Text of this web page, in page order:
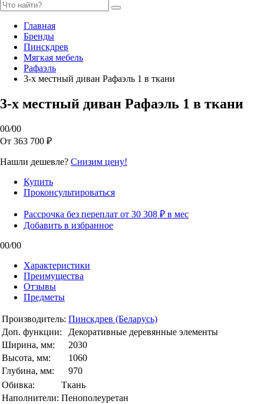
Главная
Бренды
Пинскдрев
Мягкая мебель
Рафаэль
3-х местный диван Рафаэль 1 в ткани
3-х местный диван Рафаэль 1 в ткани
00/00
От 363 700 ₽
Нашли дешевле? Снизим цену!
Купить
Проконсультироваться
Рассрочка без переплат от 30 308 ₽ в мес
Добавить в избранное
00/00
Характеристики
Преимущества
Отзывы
Предметы
Производитель: Пинскдрев (Беларусь)
Доп. функции:
Декоративные деревянные элементы
Ширина, мм:
2030
Высота, мм:
1060
Глубина, мм:
970
Обивка:
Ткань
Наполнители: Пенополеуретан